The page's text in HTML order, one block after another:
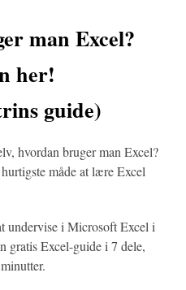
man Excel?
her!
guide)
hvordan bruger man Excel?
måde at lære Excel
undervise i Microsoft Excel i
gratis Excel-guide i 7 dele,